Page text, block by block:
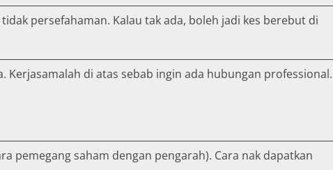
persefahaman. Kalau tak ada, boleh jadi kes berebut di
di atas sebab ingin ada hubungan professional.
pemegang saham dengan pengarah). Cara nak dapatkan